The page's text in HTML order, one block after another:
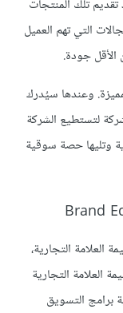
تلك المنتجات
التي تهم العميل
الأقل جودة.
وعندها سيُدرك
لتستطيع الشركة
وتليها حصة سوقية
العلامة التجارية،
العلامة التجارية
برامج التسويق